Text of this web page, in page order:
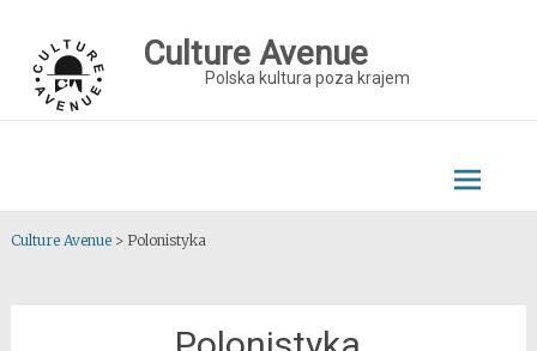
content
Culture Avenue
Polska kultura poza krajem
Culture Avenue> Polonistyka